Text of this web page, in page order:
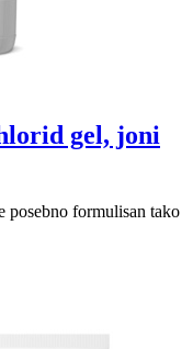
gel, joni
formulisan tako